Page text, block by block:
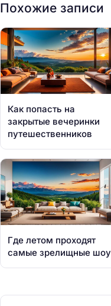
Похожие записи
Как попасть на
закрытые вечеринки
путешественников
Где летом проходят
самые зрелищные шоу